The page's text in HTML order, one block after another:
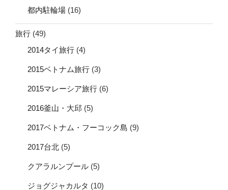
都内駐輪場 (16)
旅行 (49)
2014タイ旅行 (4)
2015ベトナム旅行 (3)
2015マレーシア旅行 (6)
2016釜山・大邱 (5)
2017ベトナム・フーコック島 (9)
2017台北 (5)
クアラルンプール (5)
ジョグジャカルタ (10)